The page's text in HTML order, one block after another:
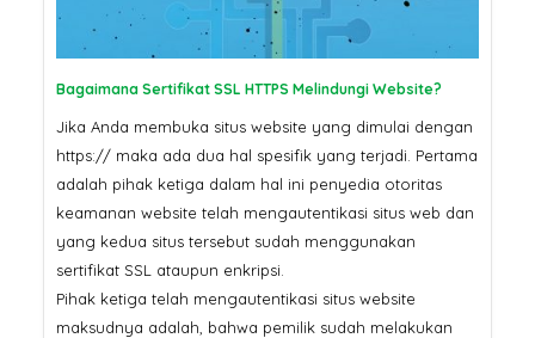
Bagaimana Sertifikat SSL HTTPS Melindungi Website?
Jika Anda membuka situs website yang dimulai dengan
https:// maka ada dua hal spesifik yang terjadi. Pertama
adalah pihak ketiga dalam hal ini penyedia otoritas
keamanan website telah mengautentikasi situs web dan
yang kedua situs tersebut sudah menggunakan
sertifikat SSL ataupun enkripsi.
Pihak ketiga telah mengautentikasi situs website
maksudnya adalah, bahwa pemilik sudah melakukan